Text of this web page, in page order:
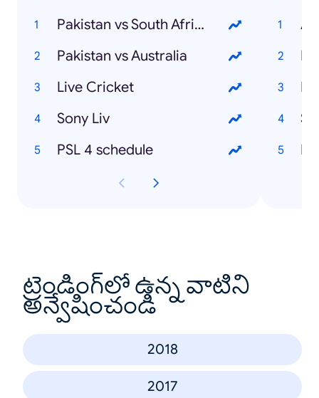
Pakistan vs South Africa
Pakistan vs Australia
Live Cricket
Sony Liv
PSL 4 schedule
ట్రెండింగ్‌లో ఉన్న వాటిని
అన్వేషించండి
2018
2017